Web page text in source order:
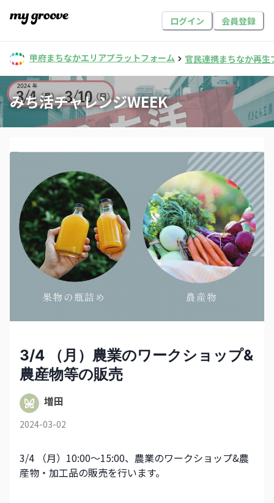
ログイン 会員登録
甲府まちなかエリアプラットフォーム 官民連携まちなか再生
みち活チャレンジWEEK
3/4 （月）農業のワークショップ&
農産物等の販売
増田
2024-03-02
3/4 （月）10:00〜15:00、農業のワークショップ&農
産物・加工品の販売を行います。